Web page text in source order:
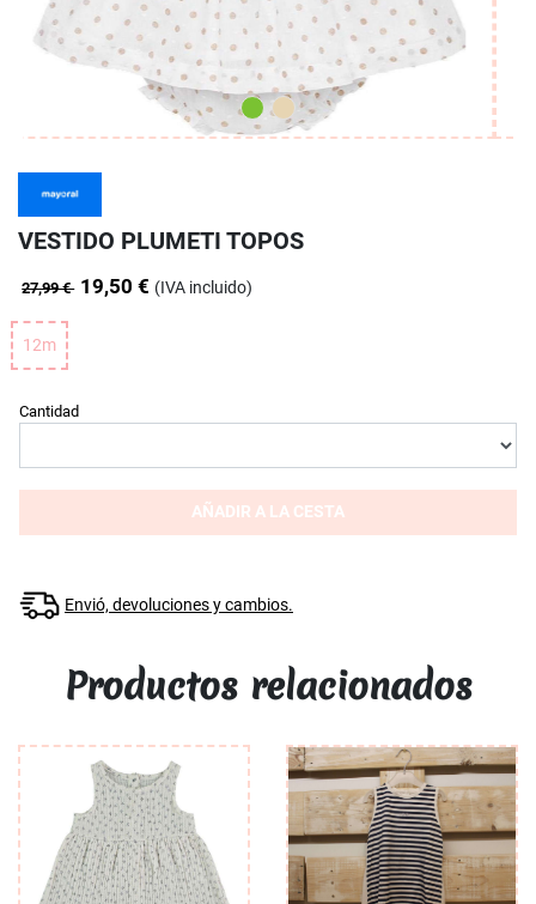
VESTIDO PLUMETI TOPOS
27,99 € 19,50 € (IVA incluido)
12m
Cantidad
AÑADIR A LA CESTA
Envió, devoluciones y cambios.
Productos relacionados